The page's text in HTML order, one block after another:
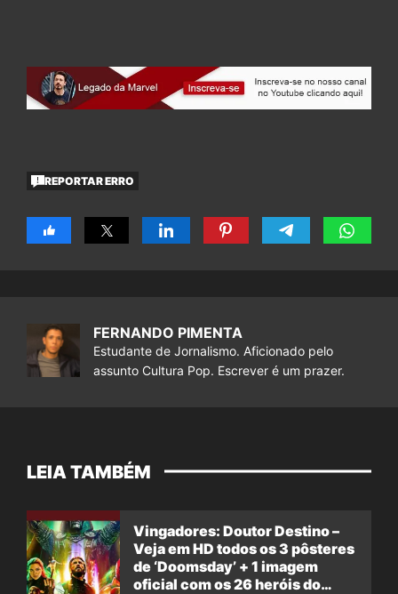
REPORTAR ERRO
FERNANDO PIMENTA
Estudante de Jornalismo. Aficionado pelo
assunto Cultura Pop. Escrever é um prazer.
LEIA TAMBÉM
Vingadores: Doutor Destino –
Veja em HD todos os 3 pôsteres
de ‘Doomsday’ + 1 imagem
oficial com os 26 heróis do